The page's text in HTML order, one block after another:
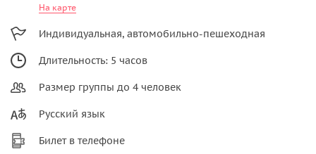
На карте
Индивидуальная, автомобильно-пешеходная
Длительность: 5 часов
Размер группы до 4 человек
Русский язык
Билет в телефоне